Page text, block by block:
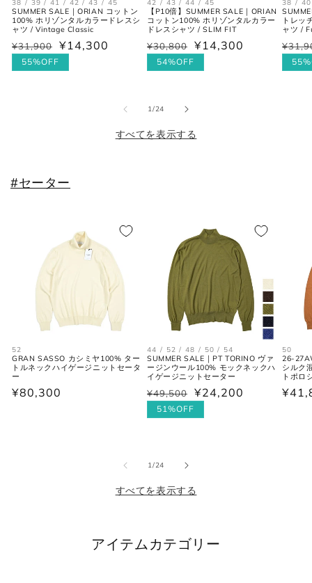
38 / 39 / 41 / 42 / 43 / 45
SUMMER SALE｜ORIAN コットン
100% ホリゾンタルカラードレスシ
ャツ / Vintage Classic
通
常
¥31,900
セ
ー
¥14,300
55%OFF
42 / 43 / 44 / 45
【P10倍】SUMMER SALE｜ORIAN
コットン100% ホリゾンタルカラー
ドレスシャツ / SLIM FIT
通
常
¥30,800
セ
ー
格
¥14,300
54%OFF
38 / 40
トレッ
ャツ /
通
常
セ
ー
1/の
24
すべてを表示する
#セーター
52
GRAN SASSO カシミヤ100% ター
トルネックハイゲージニットセータ
ー
通
¥80,300
44 / 52 / 48 / 50 / 54
SUMMER SALE｜PT TORINO ヴァ
ージンウール100% モックネックハ
イゲージニットセーター
通
常
¥49,500
セ
ー
¥24,200
51%OFF
50
26-
シルク
トポロ
通
1/の
24
すべてを表示する
アイテムカテゴリー